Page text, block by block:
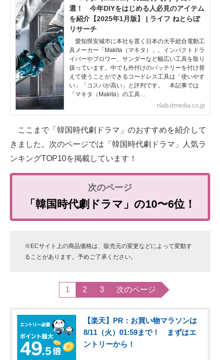
選！ 今年DIYをはじめる人必見のアイテム
を紹介【2025年1月版】 | ライフ ねとらぼ
リサーチ
愛知県安城市に本社を置く日本の大手総合電動工
具メーカー「Makita（マキタ）」。インパクトドラ
イバーやブロワー、サンダーなど幅広い工具を取り
扱っています。中でも外付けのバッテリーを付け替
えて使うことができるコードレス工具は「使いやす
い」「コスパが高い」と評判です。 本記事では
「マキタ（Makita）の工具…
nlab.itmedia.co.jp
ここまで「韓国時代劇ドラマ」のおすすめを紹介して
きました。次のページでは「韓国時代劇ドラマ」人気ラ
ンキングTOP10を掲載しています！
「韓国時代劇ドラマ」の10〜6位！
※ECサイト上の商品価格は、販売元の変更などによって変動す
ることがあります。予めご了承ください。
1 2 3 次のページ
【楽天】PR：お買い物マラソンは
8/11（火）01:59まで！ まずはエ
ントリーから！